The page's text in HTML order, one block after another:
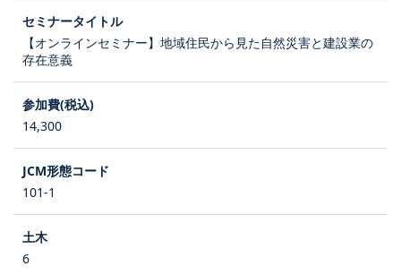
【オンラインセミナー】地域住民から見た自然災害と建設業の
存在意義
14,300
101-1
6